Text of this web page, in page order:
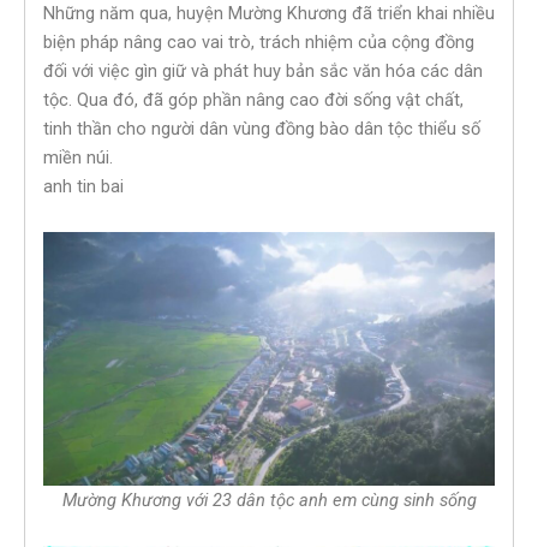
Những năm qua, huyện Mường Khương đã triển khai nhiều
biện pháp nâng cao vai trò, trách nhiệm của cộng đồng
đối với việc gìn giữ và phát huy bản sắc văn hóa các dân
tộc. Qua đó, đã góp phần nâng cao đời sống vật chất,
tinh thần cho người dân vùng đồng bào dân tộc thiểu số
miền núi.
anh tin bai
Mường Khương với 23 dân tộc anh em cùng sinh sống